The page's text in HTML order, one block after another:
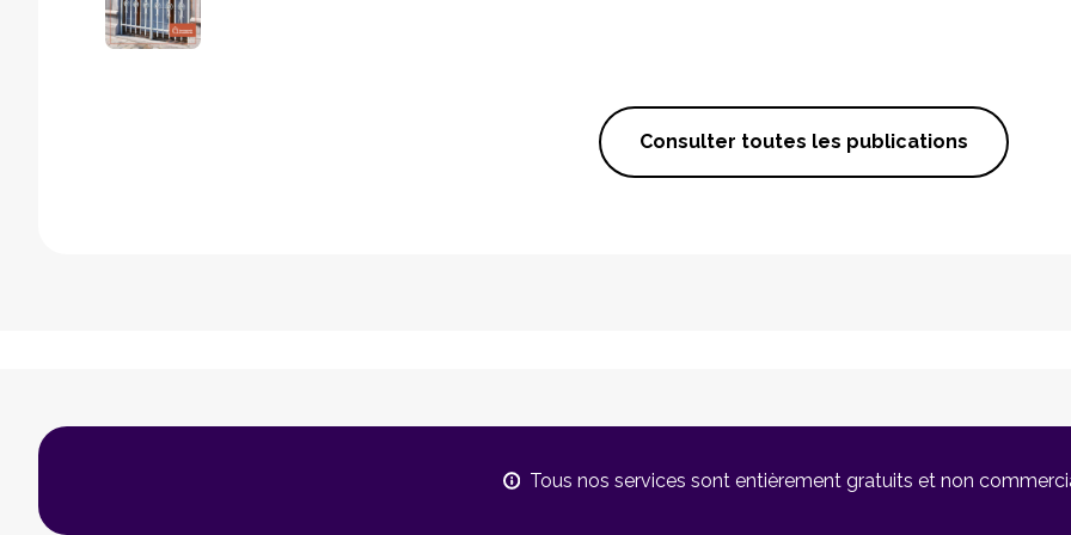
Consulter toutes les publications
Tous nos services sont entièrement gratuits et non